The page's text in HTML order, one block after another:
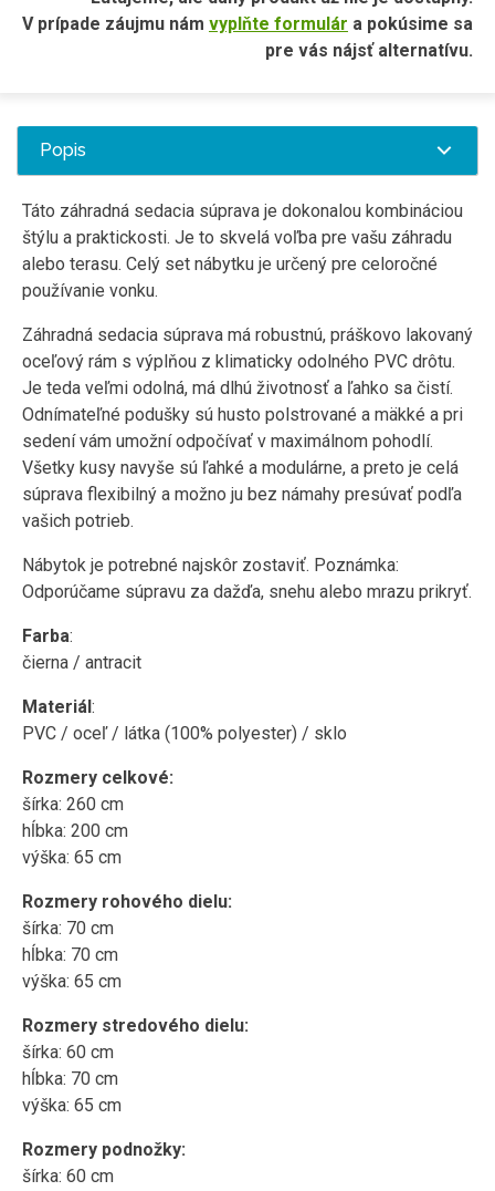
V prípade záujmu nám vyplňte formulár a pokúsime sa
pre vás nájsť alternatívu.
Popis
Táto záhradná sedacia súprava je dokonalou kombináciou
štýlu a praktickosti. Je to skvelá voľba pre vašu záhradu
alebo terasu. Celý set nábytku je určený pre celoročné
používanie vonku.
Záhradná sedacia súprava má robustnú, práškovo lakovaný
oceľový rám s výplňou z klimaticky odolného PVC drôtu.
Je teda veľmi odolná, má dlhú životnosť a ľahko sa čistí.
Odnímateľné podušky sú husto polstrované a mäkké a pri
sedení vám umožní odpočívať v maximálnom pohodlí.
Všetky kusy navyše sú ľahké a modulárne, a preto je celá
súprava flexibilný a možno ju bez námahy presúvať podľa
vašich potrieb.
Nábytok je potrebné najskôr zostaviť. Poznámka:
Odporúčame súpravu za dažďa, snehu alebo mrazu prikryť.
Farba:
čierna / antracit
Materiál:
PVC / oceľ / látka (100% polyester) / sklo
Rozmery celkové:
šírka: 260 cm
hĺbka: 200 cm
výška: 65 cm
Rozmery rohového dielu:
šírka: 70 cm
hĺbka: 70 cm
výška: 65 cm
Rozmery stredového dielu:
šírka: 60 cm
hĺbka: 70 cm
výška: 65 cm
Rozmery podnožky:
šírka: 60 cm